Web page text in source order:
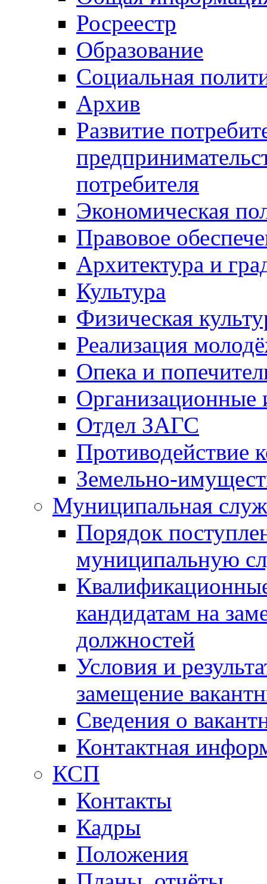
Росреестр
Образование
Социальная
Архив
Развитие
потребителя
Экономическая
Правовое
Архитектура и
Культура
Физическая
Реализация
Опека и
Отдел ЗАГС
Противодействие
Земельно-
Муниципальная
Порядок
муниципальную
кандидатам на
должностей
Условия и
замещение
Сведения о
Контактная
КСП
Контакты
Кадры
Положения